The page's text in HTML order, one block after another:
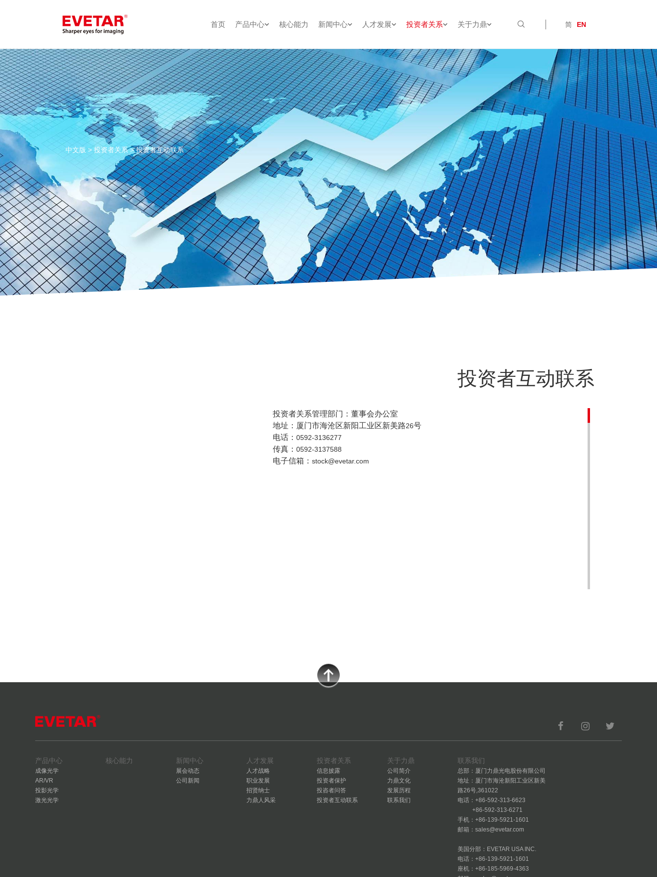
首页 产品中心 核心能力 新闻中心 人才发展 投资者关系 关于力鼎 简 EN
中文版 >投资者关系> 投资者互动联系
投资者互动联系
投资者关系管理部门：董事会办公室
地址：厦门市海沧区新阳工业区新美路26号
电话：0592-3136277
传真：0592-3137588
电子信箱：stock@evetar.com
产品中心
成像光学
AR/VR
投影光学
激光光学
核心能力 新闻中心
展会动态
公司新闻
人才发展
人才战略
职业发展
招贤纳士
力鼎人风采
投资者关系
信息披露
投资者保护
投咨者问答
投资者互动联系
关于力鼎
公司简介
力鼎文化
发展历程
联系我们
联系我们
总部：厦门力鼎光电股份有限公司
地址：厦门市海沧新阳工业区新美
路26号,361022
电话：+86-592-313-6623
+86-592-313-6271
手机：+86-139-5921-1601
邮箱：sales@evetar.com
美国分部：EVETAR USA INC.
电话：+86-139-5921-1601
座机：+86-185-5969-4363